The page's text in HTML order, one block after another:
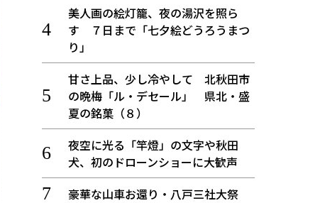
美人画の絵灯籠、夜の湯沢を照ら
す ７日まで「七夕絵どうろうまつ
り」
甘さ上品、少し冷やして 北秋田市
の晩梅「ル・デセール」 県北・盛
夏の銘菓（８）
夜空に光る「竿燈」の文字や秋田
犬、初のドローンショーに大歓声
豪華な山車お還り・八戸三社大祭